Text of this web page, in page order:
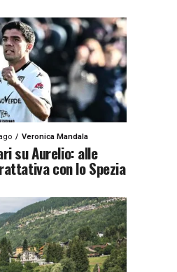
Veronica Mandala
su Aurelio: alle
con lo Spezia